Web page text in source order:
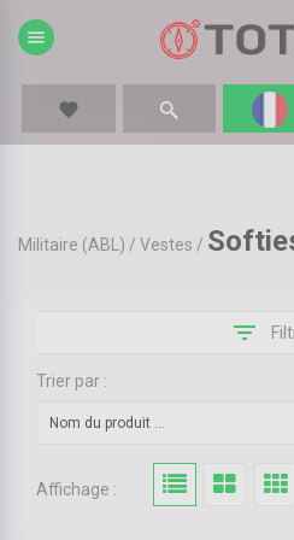
menu
favorite
Militaire (ABL) / Vestes /
filter_list
Trier par :
Nom du produit ...
Affichage :